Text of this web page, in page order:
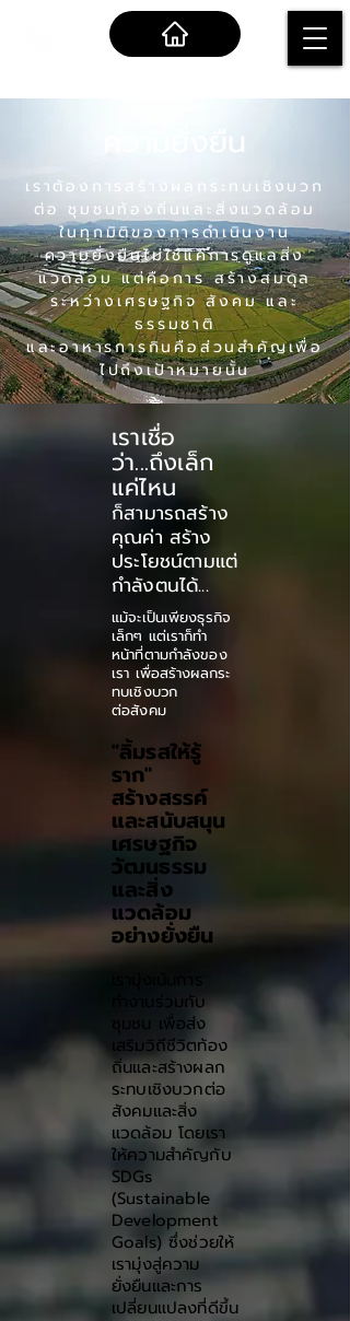
ความยั่งยืน
เราต้องการสร้างผลกระทบเชิงบวก
ต่อ ชุมชนท้องถิ่นและสิ่งแวดล้อม
ในทุกมิติของการดำเนินงาน
ความยั่งยืนไม่ใช่แค่การดูแลสิ่ง
แวดล้อม แต่คือการ สร้างสมดุล
ระหว่างเศรษฐกิจ สังคม และ
ธรรมชาติ
และอาหารการกินคือส่วนสำคัญเพื่อ
ไปถึงเป้าหมายนั้น
เราเชื่อ
ว่า...ถึงเล็ก
แค่ไหน
ก็สามารถสร้าง
คุณค่า สร้าง
ประโยชน์ตามแต่
กำลังตนได้...
แม้จะเป็นเพียงธุรกิจ
เล็กๆ แต่เราก็ทำ
หน้าที่ตามกำลังของ
เรา เพื่อสร้างผลกระ
ทบเชิงบวก
ต่อสังคม
"ลิ้มรสให้รู้
ราก"
สร้างสรรค์
และสนับสนุน
เศรษฐกิจ
วัฒนธรรม
และสิ่ง
แวดล้อม
อย่างยั่งยืน
ทำงานร่วมกับ
ชุมชน เพื่อส่ง
เสริมวิถีชีวิตท้อง
ถิ่นและสร้างผลก
ระทบเชิงบวกต่อ
สังคมและสิ่ง
แวดล้อม โดยเรา
ให้ความสำคัญกับ
SDGs
(Sustainable
Development
Goals) ซึ่งช่วยให้
เรามุ่งสู่ความ
ยั่งยืนและการ
เปลี่ยนแปลงที่ดีขึ้น